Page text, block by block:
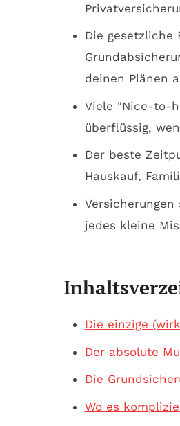
Die gesetzliche
deinen Plänen
Viele "Nice-to-
überflüssig,
Der beste
Hauskauf,
jedes kleine
Die einzige
Der absolute
Die
Wo es